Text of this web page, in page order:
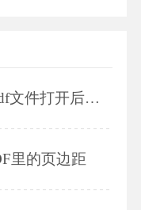
白的是怎么回事?
里的页边距